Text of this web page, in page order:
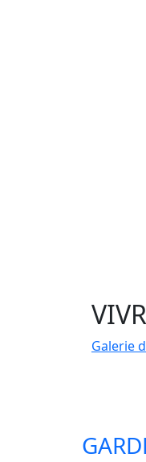
Galerie